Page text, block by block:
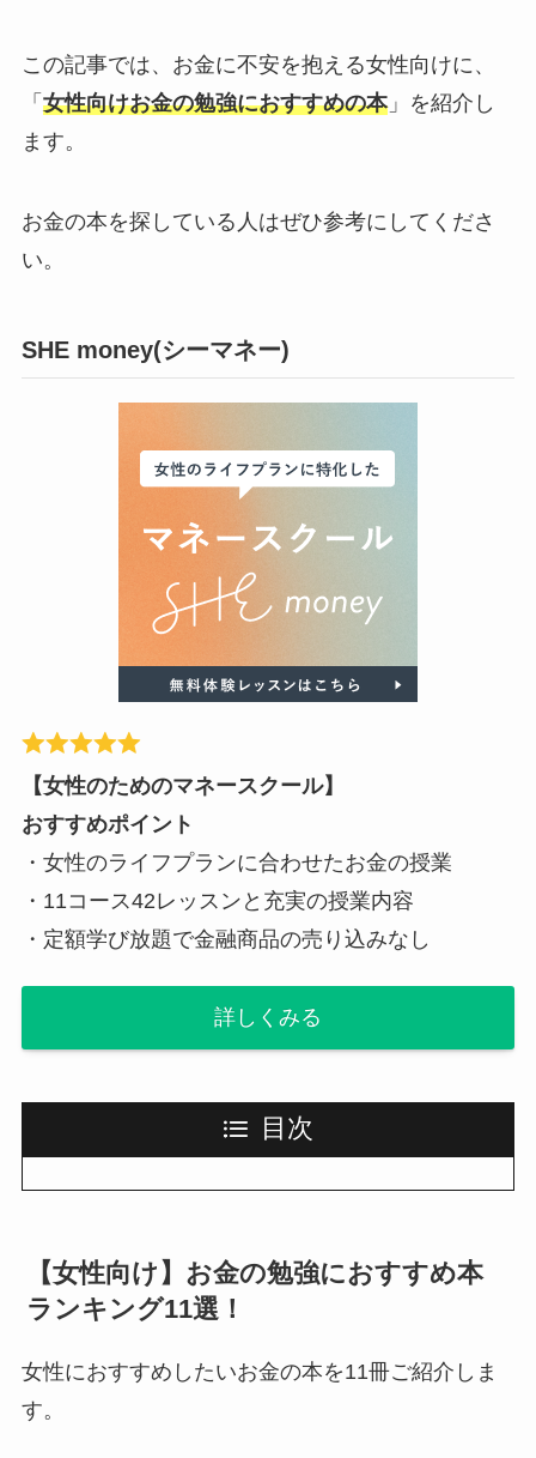
この記事では、お金に不安を抱える女性向けに、
「 女性向けお金の勉強におすすめの本」を紹介し
ます。
お金の本を探している人はぜひ参考にしてくださ
い。
SHE money(シーマネー)
【女性のためのマネースクール】
おすすめポイント
・女性のライフプランに合わせたお金の授業
・11コース42レッスンと充実の授業内容
・定額学び放題で金融商品の売り込みなし
詳しくみる
目次
【女性向け】お金の勉強におすすめ本
ランキング11選！
女性におすすめしたいお金の本を11冊ご紹介しま
す。